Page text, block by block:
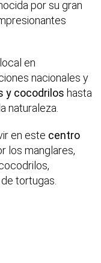
por su gran
en
nacionales y
y cocodrilos hasta
naturaleza.
en este centro
los manglares,
tortugas.